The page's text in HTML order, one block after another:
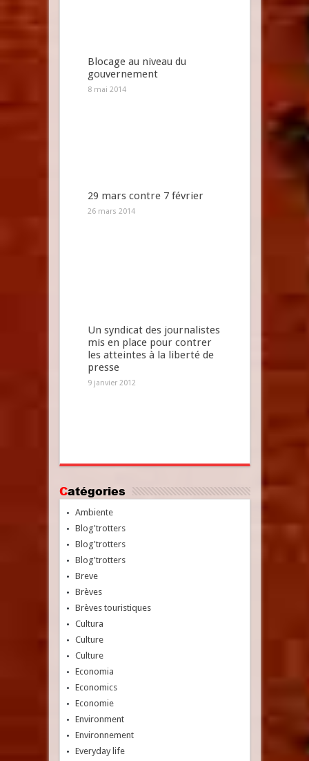
Blocage au niveau du
gouvernement
8 mai 2014
29 mars contre 7 février
26 mars 2014
Un syndicat des journalistes
mis en place pour contrer
les atteintes à la liberté de
presse
9 janvier 2012
Catégories
Ambiente
Blog'trotters
Blog'trotters
Blog'trotters
Breve
Brèves
Brèves touristiques
Cultura
Culture
Culture
Economia
Economics
Economie
Environment
Environnement
Everyday life